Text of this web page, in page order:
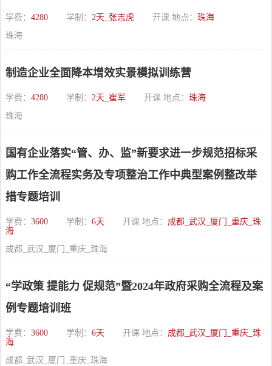
学费： 4280 学制： 2天_张志虎 开课 地点： 珠海
珠海
制造企业全面降本增效实景模拟训练营
学费： 4280 学制： 2天_崔军 开课 地点： 珠海
珠海
国有企业落实“管、办、监”新要求进一步规范招标采
购工作全流程实务及专项整治工作中典型案例整改举
措专题培训
学费： 3600 学制： 6天 开课 地点： 成都_武汉_厦门_重庆_珠
海
成都_武汉_厦门_重庆_珠海
“学政策 提能力 促规范”暨2024年政府采购全流程及案
例专题培训班
学费： 3600 学制： 6天 开课 地点： 成都_武汉_厦门_重庆_珠
海
成都_武汉_厦门_重庆_珠海